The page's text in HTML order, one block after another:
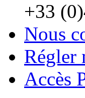
+33
Nous
Régler
Accès